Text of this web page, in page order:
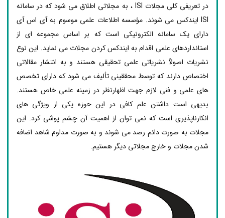
در تعریفی کلی مجلات ISI ، به مجلاتی اطلاق می شود که در سامانه
ISI ایندکس می شوند. مؤسسه اطلاعات علمی موسوم به آی اس آی
دارای یک سامانه الکترونیکی است که بر اساس مجموعه ای از
استانداردهای علمی اقدام به ایندکس کردن مجلات می نماید. این نوع
نشریات اصولاً نشریاتی علمی تحقیقی هستند و به انتشار مقالاتی
اختصاص دارند که توسط محققینی تألیف می شود که دارای تخصص
های علمی و فنی لازم جهت اظهارنظر در زمینه علمی خاص هستند.
بدیهی است داشتن علم کافی در این حوزه یکی از ویژگی های
انکارناپذیری است که نمی توان از اهمیت آن چشم پوشی کرد. این
مجلات به صورت دائم رصد می شوند و به صورت مداوم شاهد اضافه
شدن مجلات و خارج مجلاتی دیگر هستیم.